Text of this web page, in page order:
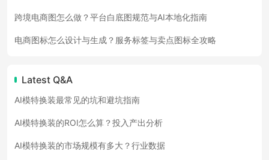
跨境电商图怎么做？平台白底图规范与AI本地化指南
电商图标怎么设计与生成？服务标签与卖点图标全攻略
Latest Q&A
AI模特换装最常见的坑和避坑指南
AI模特换装的ROI怎么算？投入产出分析
AI模特换装的市场规模有多大？行业数据